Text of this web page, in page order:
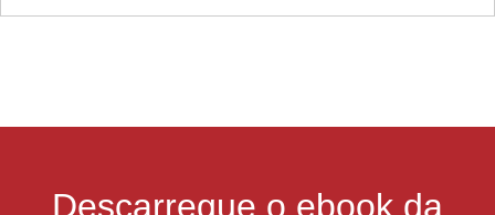
Descarregue o ebook da